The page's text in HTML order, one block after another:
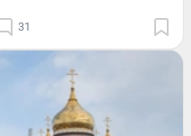
31